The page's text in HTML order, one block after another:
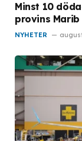
Minst 10
provins Marib
NYHETER